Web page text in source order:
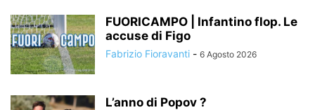
FUORICAMPO | Infantino flop. Le
accuse di Figo
Fabrizio Fioravanti - 6 Agosto 2026
L’anno di Popov ?